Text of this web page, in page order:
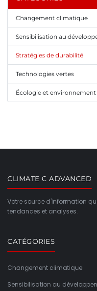
Changement climatique
Sensibilisation au
Stratégies de durabilité
Technologies vertes
Écologie et environnement
CLIMATE C ADVANCED
Votre source d'information
tendances et analyses.
CATÉGORIES
Changement climatique
Sensibilisation au